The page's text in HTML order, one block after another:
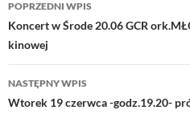
wpisu
POPRZEDNI WPIS
Koncert w Środe 20.06 GCR
kinowej
NASTĘPNY WPIS
Wtorek 19 czerwca -godz.19.20-